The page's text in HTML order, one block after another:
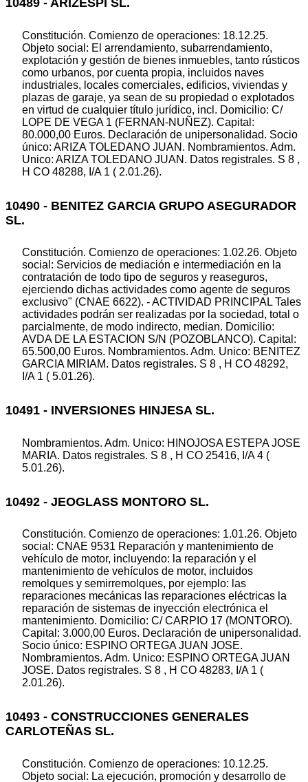
10489 - ARIZESPI SL.
Constitución. Comienzo de operaciones: 18.12.25.
Objeto social: El arrendamiento, subarrendamiento,
explotación y gestión de bienes inmuebles, tanto rústicos
como urbanos, por cuenta propia, incluidos naves
industriales, locales comerciales, edificios, viviendas y
plazas de garaje, ya sean de su propiedad o explotados
en virtud de cualquier título jurídico, incl. Domicilio: C/
LOPE DE VEGA 1 (FERNAN-NUÑEZ). Capital:
80.000,00 Euros. Declaración de unipersonalidad. Socio
único: ARIZA TOLEDANO JUAN. Nombramientos. Adm.
Unico: ARIZA TOLEDANO JUAN. Datos registrales. S 8 ,
H CO 48288, I/A 1 ( 2.01.26).
10490 - BENITEZ GARCIA GRUPO ASEGURADOR
SL.
Constitución. Comienzo de operaciones: 1.02.26. Objeto
social: Servicios de mediación e intermediación en la
contratación de todo tipo de seguros y reaseguros,
ejerciendo dichas actividades como agente de seguros
exclusivo" (CNAE 6622). - ACTIVIDAD PRINCIPAL Tales
actividades podrán ser realizadas por la sociedad, total o
parcialmente, de modo indirecto, median. Domicilio:
AVDA DE LA ESTACION S/N (POZOBLANCO). Capital:
65.500,00 Euros. Nombramientos. Adm. Unico: BENITEZ
GARCIA MIRIAM. Datos registrales. S 8 , H CO 48292,
I/A 1 ( 5.01.26).
10491 - INVERSIONES HINJESA SL.
Nombramientos. Adm. Unico: HINOJOSA ESTEPA JOSE
MARIA. Datos registrales. S 8 , H CO 25416, I/A 4 (
5.01.26).
10492 - JEOGLASS MONTORO SL.
Constitución. Comienzo de operaciones: 1.01.26. Objeto
social: CNAE 9531 Reparación y mantenimiento de
vehículo de motor, incluyendo: la reparación y el
mantenimiento de vehículos de motor, incluidos
remolques y semirremolques, por ejemplo: las
reparaciones mecánicas las reparaciones eléctricas la
reparación de sistemas de inyección electrónica el
mantenimiento. Domicilio: C/ CARPIO 17 (MONTORO).
Capital: 3.000,00 Euros. Declaración de unipersonalidad.
Socio único: ESPINO ORTEGA JUAN JOSE.
Nombramientos. Adm. Unico: ESPINO ORTEGA JUAN
JOSE. Datos registrales. S 8 , H CO 48283, I/A 1 (
2.01.26).
10493 - CONSTRUCCIONES GENERALES
CARLOTEÑAS SL.
Constitución. Comienzo de operaciones: 10.12.25.
Objeto social: La ejecución, promoción y desarrollo de